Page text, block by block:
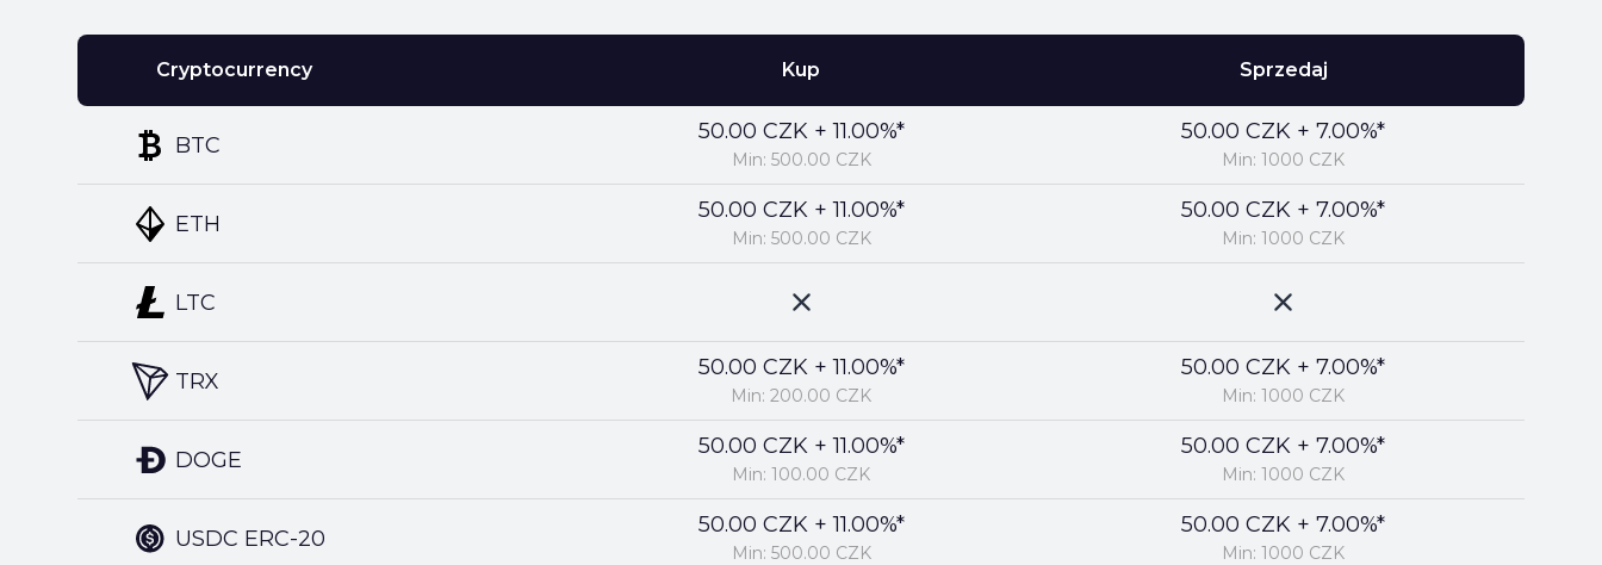
Cryptocurrency
BTC
ETH
LTC
TRX
DOGE
USDC ERC-20
Kup
50.00 CZK + 11.00%*
Min: 500.00 CZK
50.00 CZK + 11.00%*
Min: 500.00 CZK
50.00 CZK + 11.00%*
Min: 200.00 CZK
50.00 CZK + 11.00%*
Min: 100.00 CZK
50.00 CZK + 11.00%*
Min: 500.00 CZK
Sprzedaj
50.00 CZK + 7.00%*
Min: 1000 CZK
50.00 CZK + 7.00%*
Min: 1000 CZK
50.00 CZK + 7.00%*
Min: 1000 CZK
50.00 CZK + 7.00%*
Min: 1000 CZK
50.00 CZK + 7.00%*
Min: 1000 CZK